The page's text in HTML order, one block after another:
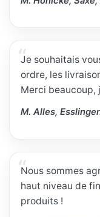
Je souhaitais
ordre, les
Merci beaucoup,
M. Alles,
Nous sommes
haut niveau de
produits !